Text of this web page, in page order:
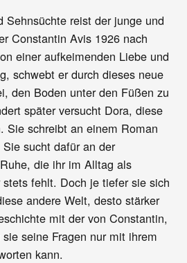
Sehnsüchte reist der junge und
Constantin Avis 1926 nach
einer aufkeimenden Liebe und
schwebt er durch dieses neue
den Boden unter den Füßen zu
später versucht Dora, diese
Sie schreibt an einem Roman
sucht dafür an der
die ihr im Alltag als
fehlt. Doch je tiefer sie sich
andere Welt, desto stärker
mit der von Constantin,
seine Fragen nur mit ihrem
kann.